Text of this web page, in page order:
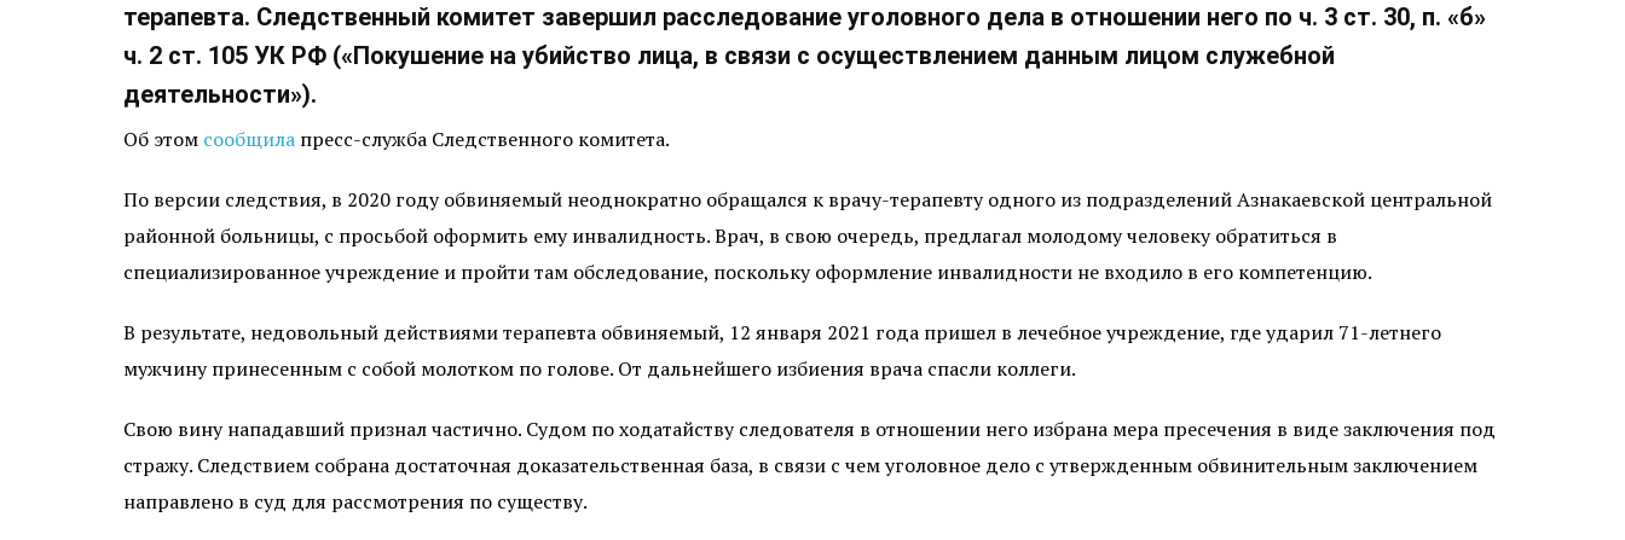
терапевта. Следственный комитет завершил расследование уголовного дела в отношении него по ч. 3 ст. 30, п. «б»
ч. 2 ст. 105 УК РФ («Покушение на убийство лица, в связи с осуществлением данным лицом служебной
деятельности»).
Об этом сообщила пресс-служба Следственного комитета.
По версии следствия, в 2020 году обвиняемый неоднократно обращался к врачу-терапевту одного из подразделений Азнакаевской центральной
районной больницы, с просьбой оформить ему инвалидность. Врач, в свою очередь, предлагал молодому человеку обратиться в
специализированное учреждение и пройти там обследование, поскольку оформление инвалидности не входило в его компетенцию.
В результате, недовольный действиями терапевта обвиняемый, 12 января 2021 года пришел в лечебное учреждение, где ударил 71-летнего
мужчину принесенным с собой молотком по голове. От дальнейшего избиения врача спасли коллеги.
Свою вину нападавший признал частично. Судом по ходатайству следователя в отношении него избрана мера пресечения в виде заключения под
стражу. Следствием собрана достаточная доказательственная база, в связи с чем уголовное дело с утвержденным обвинительным заключением
направлено в суд для рассмотрения по существу.